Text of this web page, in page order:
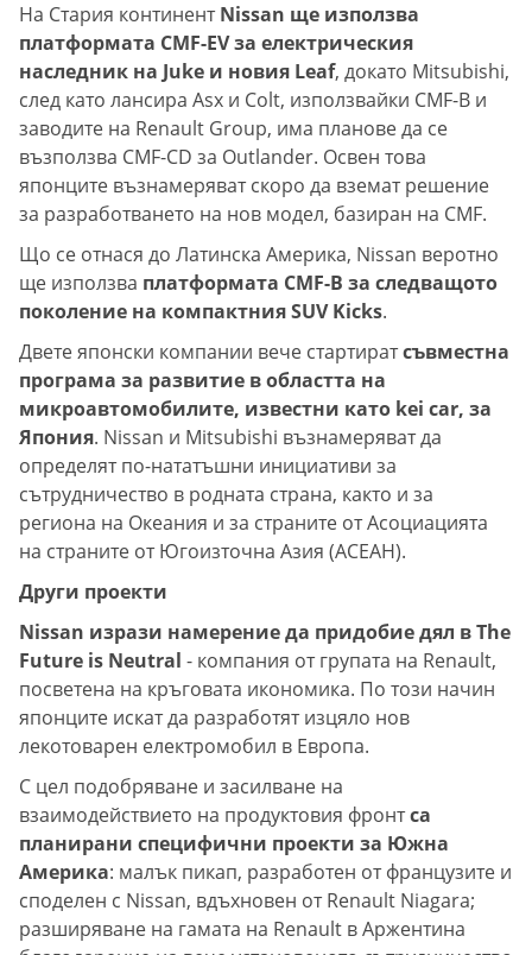
На Стария континентNissan ще използва
платформата CMF-EV за електрическия
наследник на Juke и новия Leaf, докато Mitsubishi,
след като лансира Asx и Colt, използвайки CMF-B и
заводите на Renault Group, има планове да се
възползва CMF-CD за Outlander. Освен това
японците възнамеряват скоро да вземат решение
за разработването на нов модел, базиран на CMF.
Що се отнася до Латинска Америка, Nissan веротно
ще използва платформата CMF-B за следващото
поколение на компактния SUV Kicks.
Двете японски компании вече стартиратсъвместна
програма за развитие в областта на
микроавтомобилите, известни като kei car, за
Япония. Nissan и Mitsubishi възнамеряват да
определят по-нататъшни инициативи за
сътрудничество в родната страна, както и за
региона на Океания и за страните от Асоциацията
на страните от Югоизточна Азия (АСЕАН).
Други проекти
Nissan изрази намерение да придобие дял в The
Future is Neutral - компания от групата на Renault,
посветена на кръговата икономика. По този начин
японците искат да разработят изцяло нов
лекотоварен електромобил в Европа.
С цел подобряване и засилване на
взаимодействието на продуктовия фронтса
планирани специфични проекти за Южна
Америка: малък пикап, разработен от французите и
споделен с Nissan, вдъхновен от Renault Niagara;
разширяване на гамата на Renault в Аржентина